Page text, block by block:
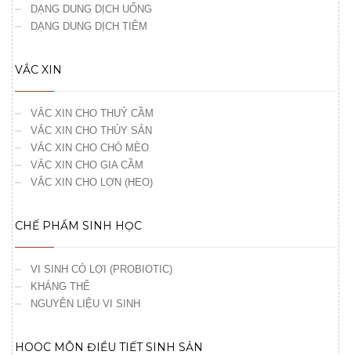
DẠNG DUNG DỊCH UỐNG
DẠNG DUNG DỊCH TIÊM
VẮC XIN
VẮC XIN CHO THUỶ CẦM
VẮC XIN CHO THỦY SẢN
VẮC XIN CHO CHÓ MÈO
VẮC XIN CHO GIA CẦM
VẮC XIN CHO LỢN (HEO)
CHẾ PHẨM SINH HỌC
VI SINH CÓ LỢI (PROBIOTIC)
KHÁNG THỂ
NGUYÊN LIỆU VI SINH
HOOC MÔN ĐIỀU TIẾT SINH SẢN